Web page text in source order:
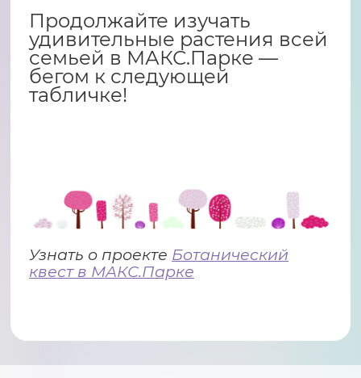
Продолжайте изучать
удивительные растения всей
семьей в МАКС.Парке —
бегом к следующей
табличке!
Узнать о проекте Ботанический
квест в МАКС.Парке